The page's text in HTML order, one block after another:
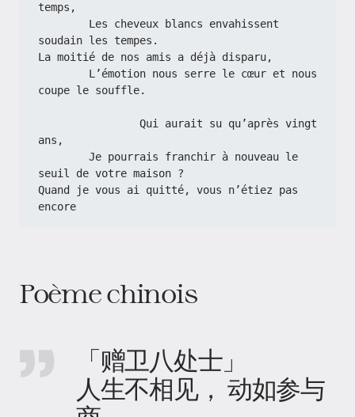
temps,
soudain les tempes.
La moitié de nos amis a déjà disparu,
coupe le souffle.
ans,
seuil de votre maison ?
Quand je vous ai quitté, vous n’étiez pas
encore
Poème chinois
「赠卫八处士」
人生不相见， 动如参与